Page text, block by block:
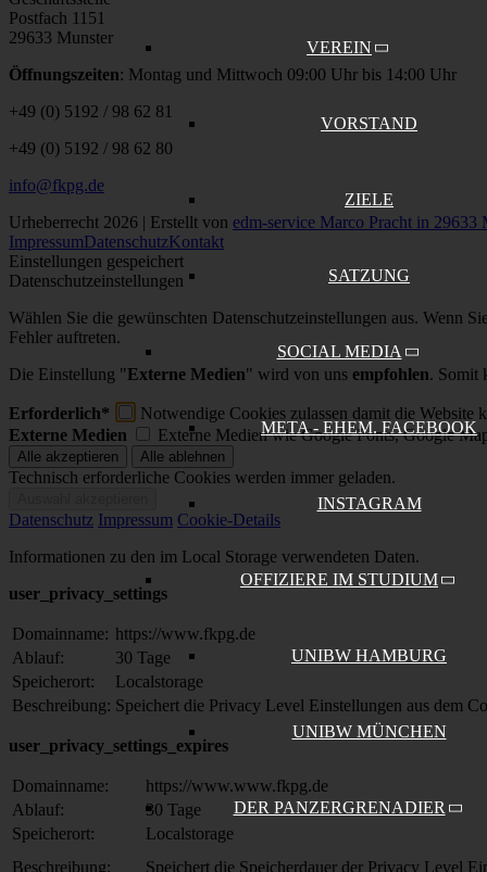
VEREIN
VORSTAND
ZIELE
SATZUNG
SOCIAL MEDIA
META - EHEM. FACEBOOK
INSTAGRAM
OFFIZIERE IM STUDIUM
UNIBW HAMBURG
UNIBW MÜNCHEN
DER PANZERGRENADIER
Postfach 1151
29633 Munster
Öffnungszeiten: Montag und Mittwoch 09:00 Uhr bis 14:00 Uhr
+49 (0) 5192 / 98 62 81
+49 (0) 5192 / 98 62 80
info@fkpg.de
Urheberrecht 2026 | Erstellt von edm-service Marco Pracht in 29633
ImpressumDatenschutzKontakt
Einstellungen gespeichert
Datenschutzeinstellungen
Wählen Sie die gewünschten Datenschutzeinstellungen aus. Wenn
Fehler auftreten.
Die Einstellung "Externe Medien" wird von uns empfohlen. Somit
Erforderlich*
Notwendige Cookies zulassen damit die Website
Externe Medien
Externe Medien wie Google Fonts, Google
Technisch erforderliche Cookies werden immer geladen.
Datenschutz Impressum Cookie-Details
Informationen zu den im Local Storage verwendeten Daten.
user_privacy_settings
Domainname: https://www.fkpg.de
Ablauf:
30 Tage
Speicherort:
Localstorage
Beschreibung: Speichert die Privacy Level Einstellungen aus dem
user_privacy_settings_expires
Domainname:
https://www.www.fkpg.de
Ablauf:
30 Tage
Speicherort:
Localstorage
Beschreibung:
Speichert die Speicherdauer der Privacy Level